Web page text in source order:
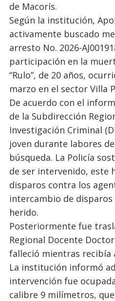
de Macorís.
Según la institución,
activamente buscado
arresto No. 2026-
participación en la
“Rulo”, de 20 años,
marzo en el sector Villa
De acuerdo con el
de la Subdirección
Investigación Criminal
joven durante labores
búsqueda. La Policía
de ser intervenido, este
disparos contra los
intercambio de
herido.
Posteriormente fue
Regional Docente
falleció mientras recibía
La institución informó
intervención fue
calibre 9 milímetros,